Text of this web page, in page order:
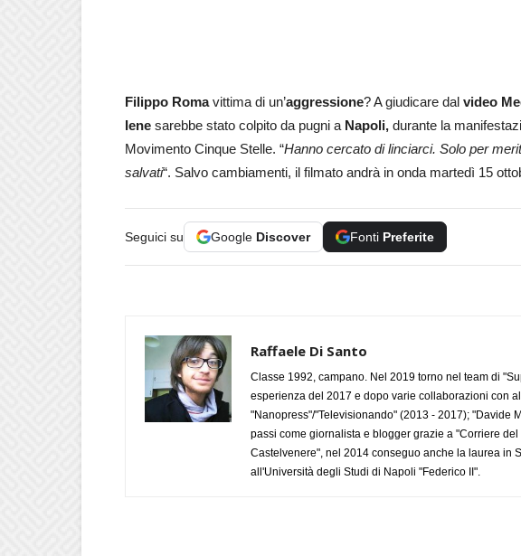
Filippo Romavittima di un’aggressione? A giudicare dal video
Iene sarebbe stato colpito da pugni a Napoli, durante la
Movimento Cinque Stelle. “Hanno cercato di linciarci. Solo per
salvati“. Salvo cambiamenti, il filmato andrà in onda martedì 15
Seguici su Google Discover Fonti Preferite
Raffaele Di Santo
Classe 1992, campano. Nel 2019 torno nel team di
esperienza del 2017 e dopo varie collaborazioni con
"Nanopress"/"Televisionando" (2013 - 2017); "Davide
passi come giornalista e blogger grazie a "Corriere
Castelvenere", nel 2014 conseguo anche la laurea in
all'Università degli Studi di Napoli "Federico II".